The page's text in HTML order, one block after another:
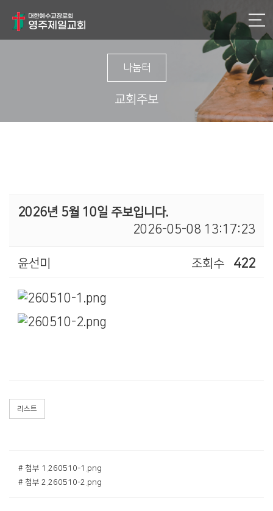
나눔터
교회주보
2026년 5월 10일 주보입니다.
2026-05-08 13:17:23
윤선미 조회수 422
리스트
# 첨부 1.260510-1.png
# 첨부 2.260510-2.png